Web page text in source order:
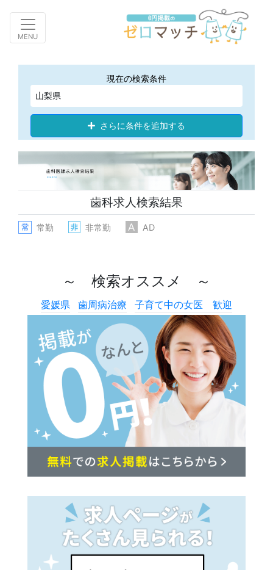
Toggle navigation
MENU
現在の検索条件
山梨県
さらに条件を追加する
歯科求人検索結果
常勤 非常勤 AD
～ 検索オススメ ～
愛媛県 歯周病治療 子育て中の女医 歓迎